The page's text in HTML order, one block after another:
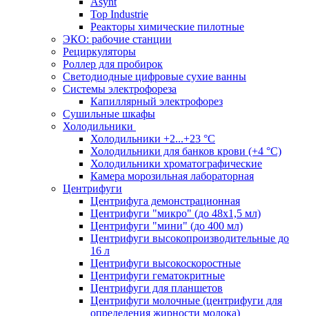
Top Industrie
Реакторы химические пилотные
ЭКО: рабочие станции
Рециркуляторы
Роллер для пробирок
Светодиодные цифровые сухие ванны
Системы электрофореза
Капиллярный электрофорез
Сушильные шкафы
Холодильники
Холодильники +2...+23 °С
Холодильники для банков крови (+4 °С)
Холодильники хроматографические
Камера морозильная лабораторная
Центрифуги
Центрифуга демонстрационная
Центрифуги "микро" (до 48x1,5 мл)
Центрифуги "мини" (до 400 мл)
Центрифуги высокопроизводительные до
16 л
Центрифуги высокоскоростные
Центрифуги гематокритные
Центрифуги для планшетов
Центрифуги молочные (центрифуги для
определения жирности молока)